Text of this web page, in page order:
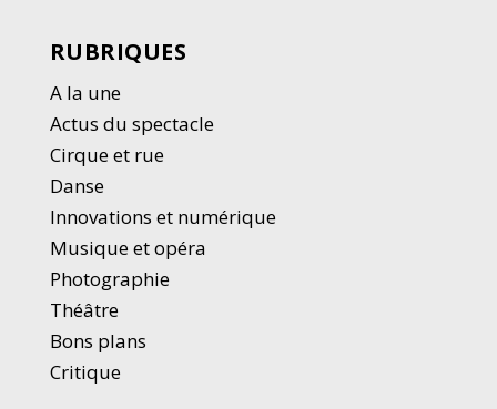
RUBRIQUES
A la une
Actus du spectacle
Cirque et rue
Danse
Innovations et numérique
Musique et opéra
Photographie
Théâtre
Bons plans
Critique